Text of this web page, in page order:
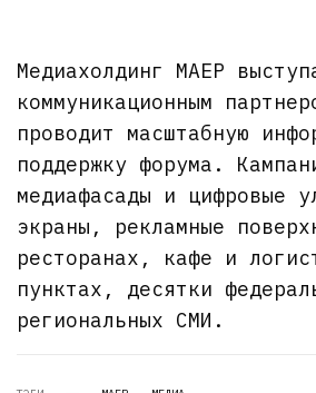
Медиахолдинг МАЕР
коммуникационным
проводит масштабную
поддержку форума.
медиафасады и цифровые
экраны, рекламные
ресторанах, кафе и
пунктах, десятки
региональных СМИ.